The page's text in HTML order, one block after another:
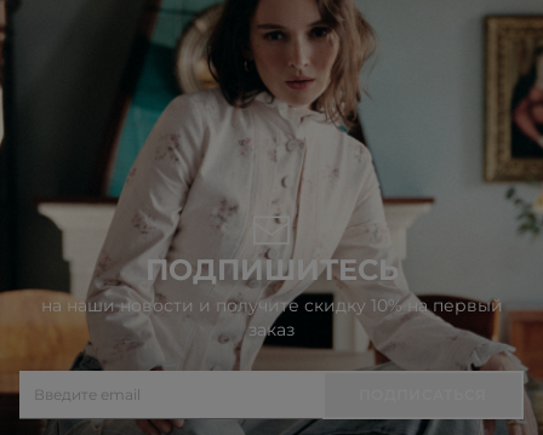
ПОДПИШИТЕСЬ
на наши новости и получите скидку 10% на первый
заказ